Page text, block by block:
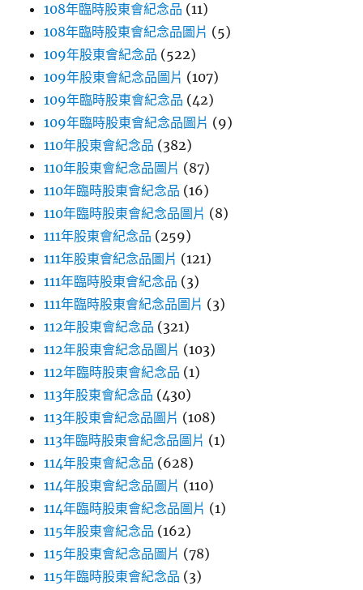
108年臨時股東會紀念品 (11)
108年臨時股東會紀念品圖片 (5)
109年股東會紀念品 (522)
109年股東會紀念品圖片 (107)
109年臨時股東會紀念品 (42)
109年臨時股東會紀念品圖片 (9)
110年股東會紀念品 (382)
110年股東會紀念品圖片 (87)
110年臨時股東會紀念品 (16)
110年臨時股東會紀念品圖片 (8)
111年股東會紀念品 (259)
111年股東會紀念品圖片 (121)
111年臨時股東會紀念品 (3)
111年臨時股東會紀念品圖片 (3)
112年股東會紀念品 (321)
112年股東會紀念品圖片 (103)
112年臨時股東會紀念品 (1)
113年股東會紀念品 (430)
113年股東會紀念品圖片 (108)
113年臨時股東會紀念品圖片 (1)
114年股東會紀念品 (628)
114年股東會紀念品圖片 (110)
114年臨時股東會紀念品圖片 (1)
115年股東會紀念品 (162)
115年股東會紀念品圖片 (78)
115年臨時股東會紀念品 (3)